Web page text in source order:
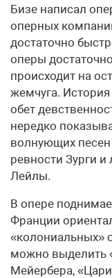
Бизе написал
оперных
достаточно
оперы
происходит на
жемчуга.
обет
нередко
волнующих
ревности Зурги
Лейлы.
В опере
Франции
«колониальных»
можно выделить
Мейербера,